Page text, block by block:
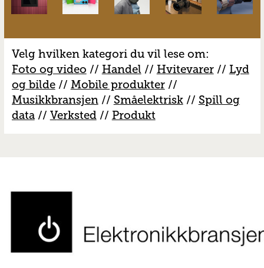
Velg hvilken kategori du vil lese om:
Foto og video // Handel // Hvitevarer// Lyd
og bilde// Mobile produkter//
Musikkbransjen// Småelektrisk// Spill og
data// Verksted// Produkt